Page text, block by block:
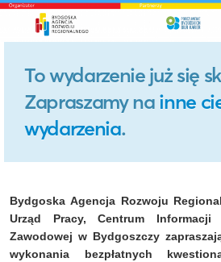
To wydarzenie już się
Zapraszamy na inne
wydarzenia.
Bydgoska Agencja Rozwoju
Urząd Pracy, Centrum
Zawodowej w Bydgoszczy
wykonania bezpłatnych